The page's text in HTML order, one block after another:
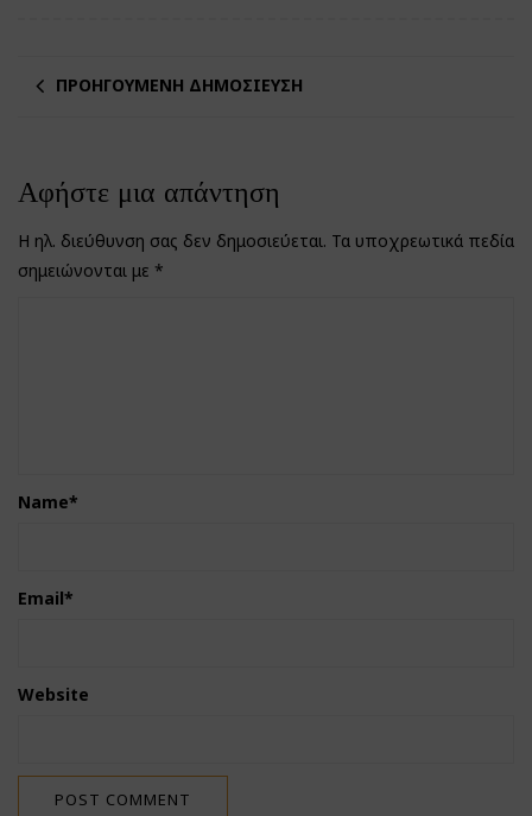
ΠΡΟΗΓΟΎΜΕΝΗ ΔΗΜΟΣΊΕΥΣΗ
Αφήστε μια απάντηση
Η ηλ. διεύθυνση σας δεν δημοσιεύεται. Τα υποχρεωτικά πεδία
σημειώνονται με *
Name*
Email*
Website